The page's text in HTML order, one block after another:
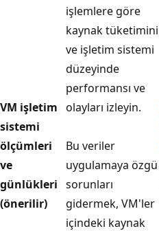
VM işletim
sistemi
ölçümleri
ve
günlükleri
(önerilir)
işlemlere göre
kaynak tüketimini
ve işletim sistemi
düzeyinde
performansı ve
olayları izleyin.
Bu veriler
uygulamaya özgü
sorunları
gidermek, VM'ler
içindeki kaynak